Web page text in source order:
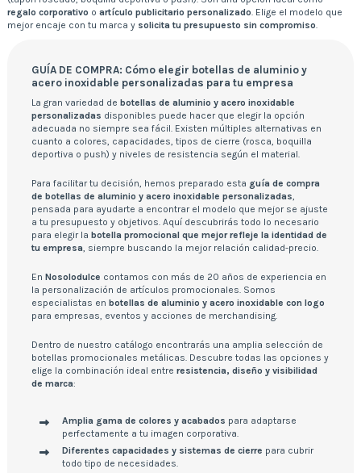
regalo corporativo o artículo publicitario personalizado . Elige el modelo que
mejor encaje con tu marca y solicita tu presupuesto sin compromiso
GUÍA DE COMPRA: Cómo elegir botellas de aluminio y
acero inoxidable personalizadas para tu empresa
La gran variedad de botellas de aluminio y acero inoxidable
personalizadas disponibles puede hacer que elegir la opción
adecuada no siempre sea fácil. Existen múltiples alternativas en
cuanto a colores, capacidades, tipos de cierre (rosca, boquilla
deportiva o push) y niveles de resistencia según el material.
Para facilitar tu decisión, hemos preparado esta guía de compra
de botellas de aluminio y acero inoxidable personalizadas
pensada para ayudarte a encontrar el modelo que mejor se ajuste
a tu presupuesto y objetivos. Aquí descubrirás todo lo necesario
para elegir la botella promocional que mejor refleje la identidad de
tu empresa , siempre buscando la mejor relación calidad-precio.
En Nosolodulce contamos con más de 20 años de experiencia en
la personalización de artículos promocionales. Somos
especialistas en botellas de aluminio y acero inoxidable con logo
para empresas, eventos y acciones de merchandising.
Dentro de nuestro catálogo encontrarás una amplia selección de
botellas promocionales metálicas. Descubre todas las opciones y
elige la combinación ideal entre resistencia, diseño y visibilidad
de marca:
Amplia gama de colores y acabados para adaptarse
perfectamente a tu imagen corporativa.
Diferentes capacidades y sistemas de cierre para cubrir
todo tipo de necesidades.